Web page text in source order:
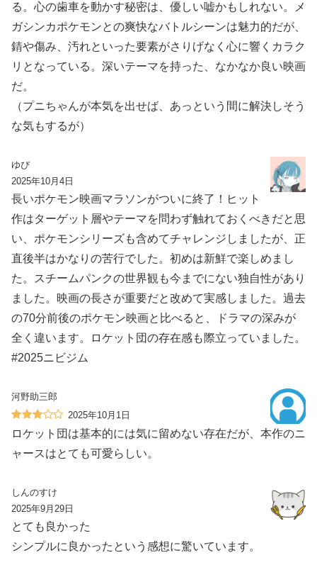
る。心の歯車を動かす秘密は、優しい嘘かもしれない。メ
ガシンカポケモンとの爽快なバトルシーンは魅力的だが、
錆や傷み、汚れといった要素がさりげなく心に響くカラク
リとなっている。️深いテーマを持った、なかなか良い映画
だ。
（プニちゃんが本気を出せば、あっという間に解決しそう
な気もするが）
ゆぴ
2025年10月4日
長いポケモン映画マラソンがついに終了！ヒット
作はターゲット層やテーマを問わず触れておくべきだと思
い、ポケモンシリーズも含めてチャレンジしましたが、正
直後半はかなりの苦行でした。初めは新鮮で楽しめまし
た。スチームパンクの世界観も今までにない独自性があり
ました。映画の長さが重要だと改めて実感しました。過去
の70分前後のポケモン映画と比べると、ドラマの深みが
全く違います。ロケット団の存在感も際立っていました。
#2025ニビジム
河野助三郎
2025年10月1日
ロケット団は基本的には気に留めない存在だが、本作のニ
ャースはとても可愛らしい。
しんのすけ
2025年9月29日
とても良かった
シンプルに良かったという感想に驚いています。